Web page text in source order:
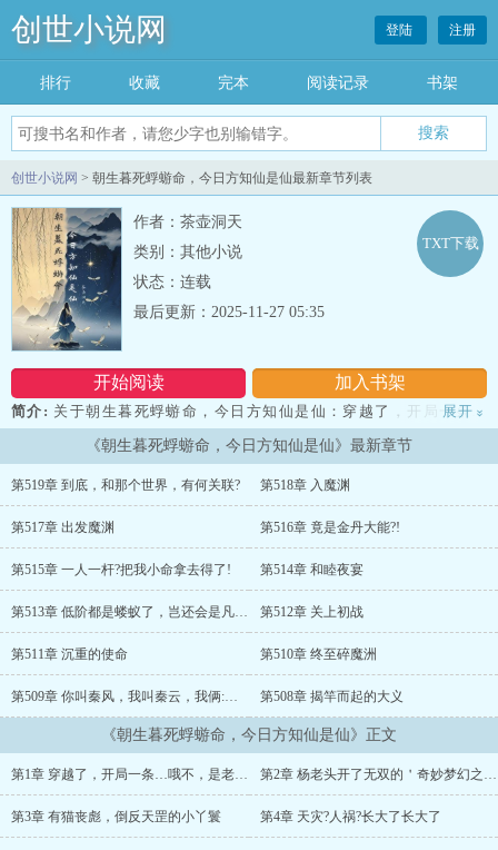
创世小说网 登陆 注册
排行 收藏 完本 阅读记录 书架
创世小说网 > 朝生暮死蜉蝣命，今日方知仙是仙最新章节列表
作者：茶壶洞天
类别：其他小说
状态：连载
开始阅读 加入书架
TXT下载
最后更新：2025-11-27 05:35
简介: 关于朝生暮死蜉蝣命，今日方知仙是仙：穿越了，开局一条…
哦不，是开局赠送老爹八十小妈十八，……老头子！冷静点！有话好
好说，你先把剑放下！…什么？！我都赚够了钱买好了小女仆准备混
吃等死了，你告诉我这是仙侠？！？！……（凡人流，剧情展开较
的世界，得以梦寐以求的修真，简直是梦中都不敢想的事情，虽然真
的开始了修真并不如幻想中的美好，尔虞我诈艰难坎坷，都挡不住他
求道修真的心。就是时不时的梦中的绝望、遗憾，究竟是什么？还有
前世…诶？前世我是干嘛的来着？我脸上的猫爪印又是什么鬼？...
展开 »
《朝生暮死蜉蝣命，今日方知仙是仙》最新章节
第519章 到底，和那个世界，有何关联? 第518章 入魔渊
第517章 出发魔渊 第516章 竟是金丹大能?!
第515章 一人一杆?把我小命拿去得了! 第514章 和睦夜宴
第513章 低阶都是蝼蚁了，岂还会是凡人为同族? 第512章 关上初战
第511章 沉重的使命 第510章 终至碎魔洲
第509章 你叫秦风，我叫秦云，我俩:风云，雄霸天下! 第508章 揭竿而起的大义
《朝生暮死蜉蝣命，今日方知仙是仙》正文
第1章 穿越了，开局一条…哦不，是老爸八十，老妈十八 第2章 杨老头开了无双的＇奇妙梦幻之夜\\’
第3章 有猫丧彪，倒反天罡的小丫鬟 第4章 天灾?人祸?长大了长大了